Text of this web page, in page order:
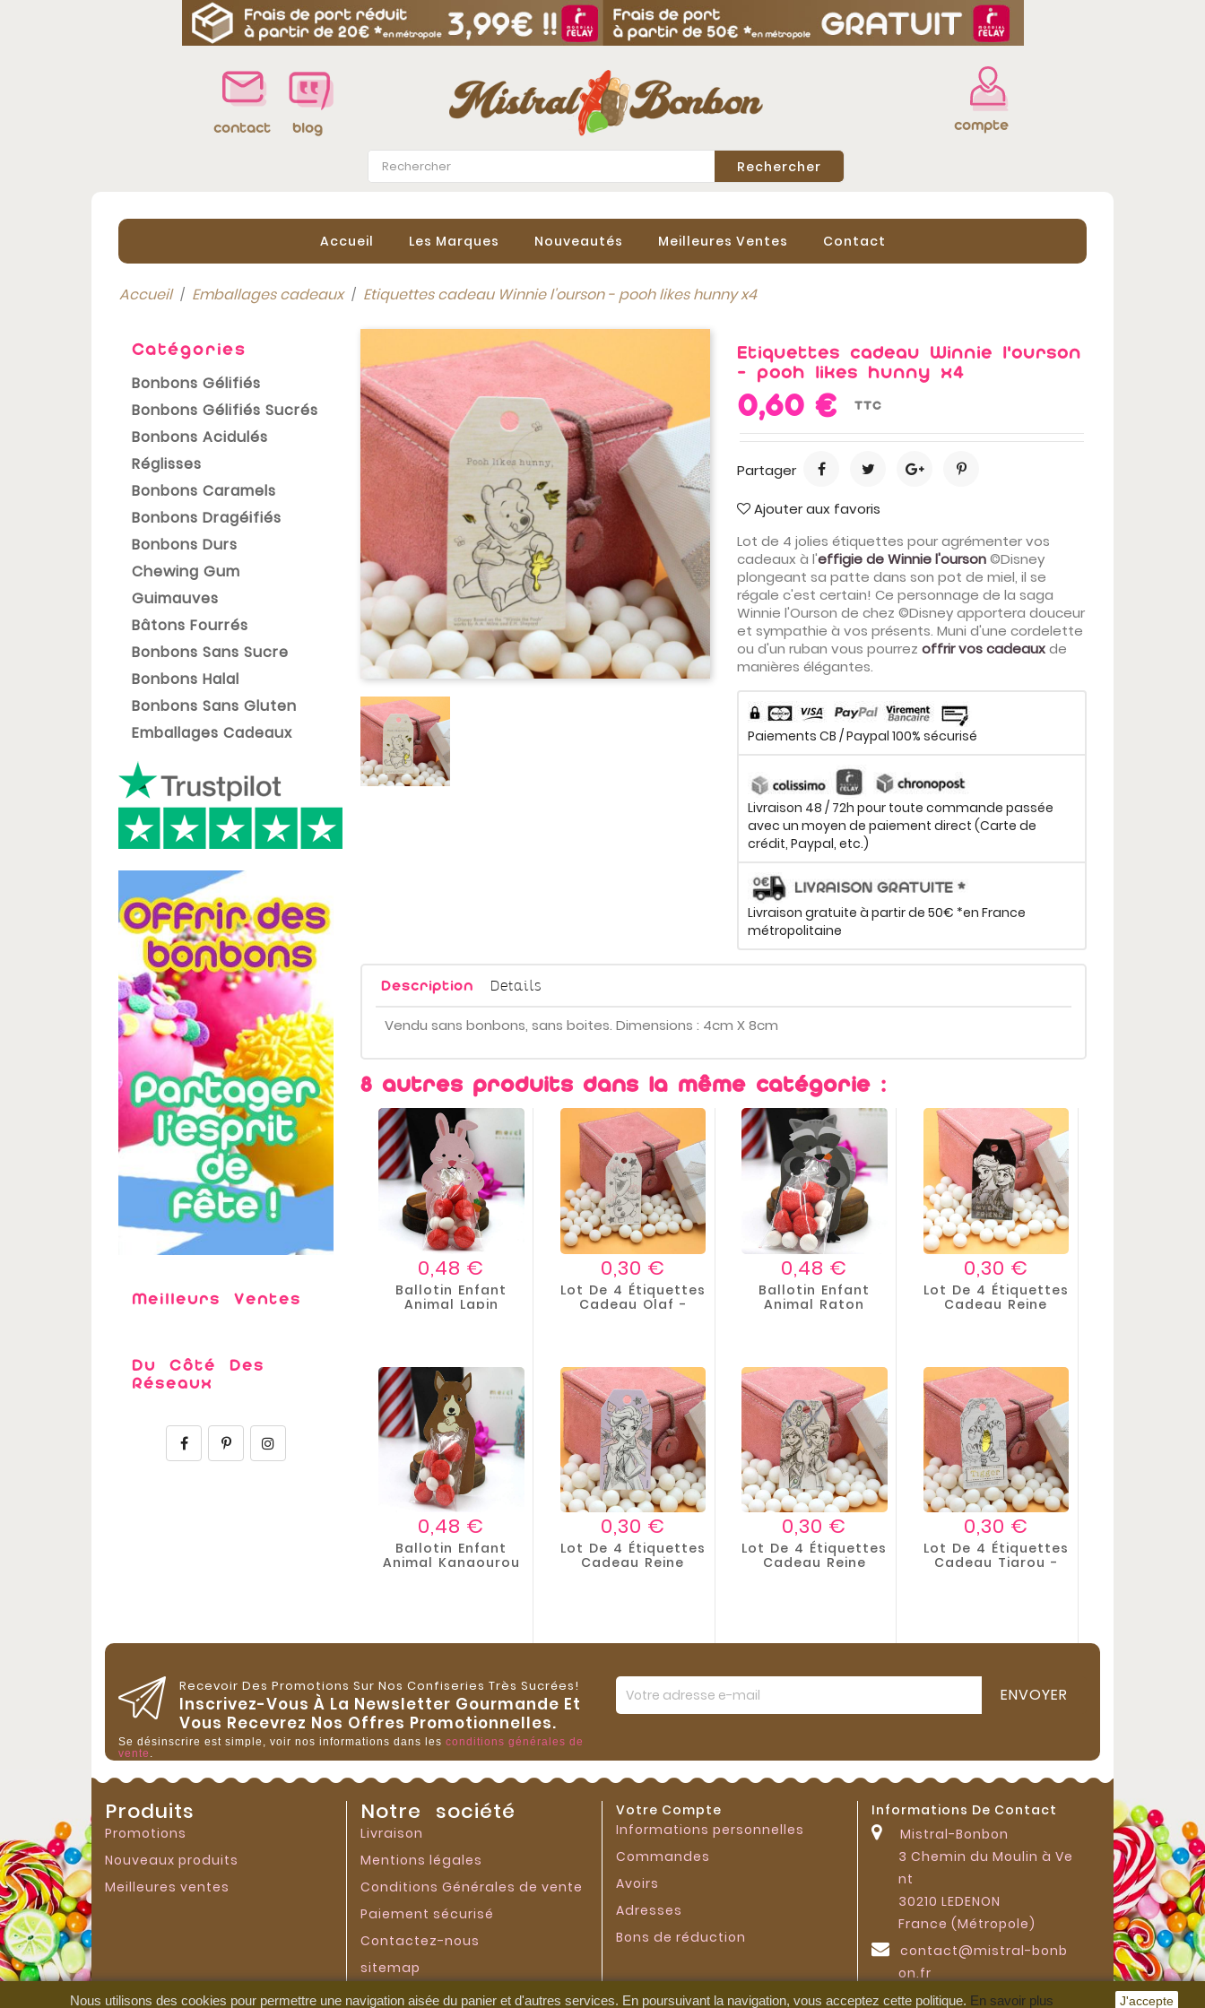
contact blog
Rechercher
compte
Accueil Les Marques Nouveautés Meilleures Ventes Contact
Accueil Emballages cadeaux Etiquettes cadeau Winnie l'ourson - pooh likes hunny x4
Catégories
Bonbons Gélifiés
Bonbons Gélifiés Sucrés
Bonbons Acidulés
Réglisses
Bonbons Caramels
Bonbons Dragéifiés
Bonbons Durs
Chewing Gum
Guimauves
Bâtons Fourrés
Bonbons Sans Sucre
Bonbons Halal
Bonbons Sans Gluten
Emballages Cadeaux
Meilleurs Ventes
Du Côté Des
Réseaux
Etiquettes cadeau Winnie l'ourson
- pooh likes hunny x4
0,60 € TTC
Partager
Ajouter aux favoris
Lot de 4 jolies étiquettes pour agrémenter vos
cadeaux à l'effigie de Winnie l'ourson©Disney
plongeant sa patte dans son pot de miel, il se
régale c'est certain! Ce personnage de la saga
Winnie l'Ourson de chez ©Disney apportera douceur
et sympathie à vos présents. Muni d'une cordelette
ou d'un ruban vous pourrez offrir vos cadeauxde
manières élégantes.
Paiements CB / Paypal 100% sécurisé
Livraison 48 / 72h pour toute commande passée
avec un moyen de paiement direct (Carte de
crédit, Paypal, etc.)
Livraison gratuite à partir de 50€ *en France
métropolitaine
Description Details
Vendu sans bonbons, sans boites. Dimensions : 4cm X 8cm
8 autres produits dans la même catégorie :
Prix
0,48 €
Ballotin Enfant
Animal Lapin
Prix
0,30 €
Lot De 4 Étiquettes
Cadeau Olaf -
Prix
0,48 €
Ballotin Enfant
Animal Raton
Prix
0,30 €
Lot De 4 Étiquettes
Cadeau Reine
Prix
0,48 €
Ballotin Enfant
Animal Kangourou
Prix
0,30 €
Lot De 4 Étiquettes
Cadeau Reine
Prix
0,30 €
Lot De 4 Étiquettes
Cadeau Reine
Prix
0,30 €
Lot De 4 Étiquettes
Cadeau Tigrou -
Recevoir Des Promotions Sur Nos Confiseries Très Sucrées!
Inscrivez-Vous À La Newsletter Gourmande Et
Vous Recevrez Nos Offres Promotionnelles.
Se désinscrire est simple, voir nos informations dans les conditions générales de
vente .
Produits
Promotions
Nouveaux produits
Meilleures ventes
Notre société
Livraison
Mentions légales
Conditions Générales de vente
Paiement sécurisé
Contactez-nous
sitemap
Magasins
Votre Compte
Informations personnelles
Commandes
Avoirs
Adresses
Bons de réduction
Informations De Contact
Mistral-Bonbon
3 Chemin du Moulin à Ve
nt
30210 LEDENON
France (Métropole)
contact@mistral-bonb
on.fr
Nous utilisons des cookies pour permettre une navigation aisée du panier et d'autres services. En poursuivant la navigation, vous acceptez cette politique. En savoir plus J'accepte